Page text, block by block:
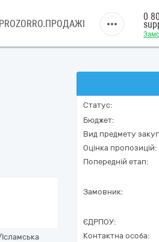
PROZORRO.ПРОДАЖІ
0
Статус:
Бюджет:
Вид предмету
Оцінка пропозицій:
Попередній етап:
Замовник:
ЄДРПОУ:
Контактна особа: